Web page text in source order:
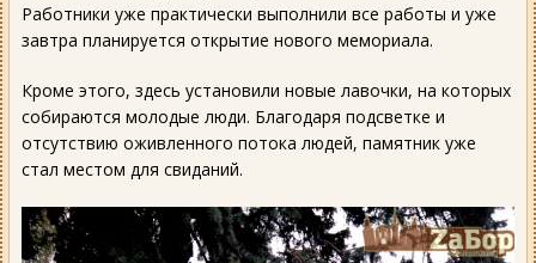
Работники уже практически выполнили все работы и уже
завтра планируется открытие нового мемориала.
Кроме этого, здесь установили новые лавочки, на которых
собираются молодые люди. Благодаря подсветке и
отсутствию оживленного потока людей, памятник уже
стал местом для свиданий.